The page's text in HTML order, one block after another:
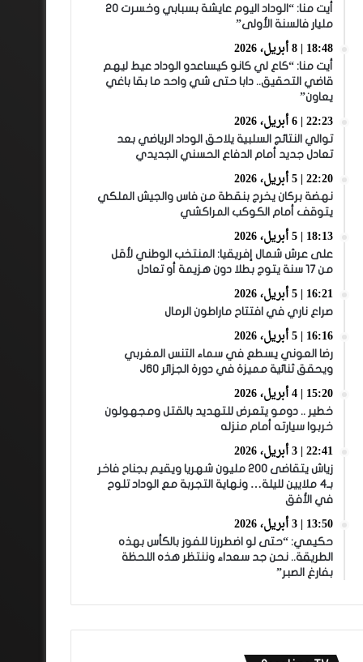
أيت منا: “الوداد اليوم عايشة بسبابي وخسرت 20
مليار فالسنة الأولى”
18:48 | 8 أبريل، 2026
أيت منا: “كاع لي كانو كيساعدو الوداد عيط ليهم
قاضي التحقيق.. دابا حتى شي واحد ما بقا باغي
يعاون”
22:23 | 6 أبريل، 2026
توالي النتائج السلبية يلاحق الوداد الرياضي بعد
تعادل جديد أمام الدفاع الحسني الجديدي
22:20 | 5 أبريل، 2026
نهضة بركان يخرج بنقطة من فاس والجيش الملكي
يتوقف أمام الكوكب المراكشي
18:13 | 5 أبريل، 2026
على عرش شمال إفريقيا: المنتخب الوطني لأقل
من 17 سنة يتوج بطلا دون هزيمة أو تعادل
16:21 | 5 أبريل، 2026
صراع ناري في افتتاح ماراطون الرمال
16:16 | 5 أبريل، 2026
رضا العوني يسطع في سماء التنس المغربي
ويحقق ثنائية مميزة في دورة الجزائر J60
15:20 | 4 أبريل، 2026
خطير .. دومو يتعرض للتهديد بالقتل ومجهولون
خربوا سيارته أمام منزله
22:41 | 3 أبريل، 2026
زياش يتقاضى 200 مليون شهريا ويقيم بجناح فاخر
بـ4 ملايين لليلة… ونهاية التجربة مع الوداد تلوح
في الأفق
13:50 | 3 أبريل، 2026
حكيمي: “حتى لو اضطررنا للفوز بالكأس بهذه
الطريقة.. نحن جد سعداء وننتظر هذه اللحظة
بفارغ الصبر”